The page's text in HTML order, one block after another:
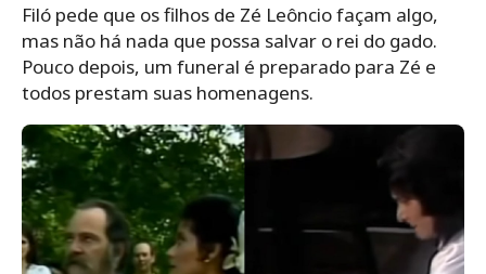
Filó pede que os filhos de Zé Leôncio façam algo,
mas não há nada que possa salvar o rei do gado.
Pouco depois, um funeral é preparado para Zé e
todos prestam suas homenagens.